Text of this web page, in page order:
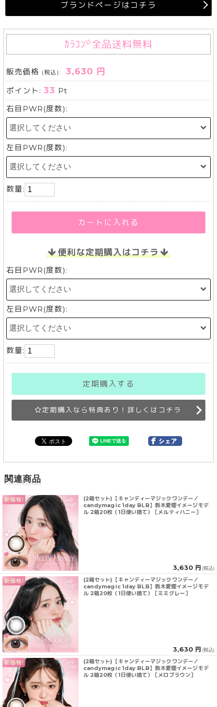
ブランドページはコチラ
ｶﾗｺﾝ 全品送料無料
販売価格 (税込): 3,630 円
ポイント:33 Pt
右目PWR(度数):
左目PWR(度数):
数量:
カートに入れる
便利な定期購入はコチラ
右目PWR(度数):
左目PWR(度数):
数量:
定期購入する
定期購入なら特典あり！詳しくはコチラ
関連商品
(2箱セット)【キャンディーマジックワンデー／
candymagic 1day BLB】鈴木愛理イメージモデ
ル 2箱20枚（1日使い捨て）［メルティハニー］
3,630 円 (税込)
(2箱セット)【キャンディーマジックワンデー／
candymagic 1day BLB】鈴木愛理イメージモデ
ル 2箱20枚（1日使い捨て）［ミミグレー］
3,630 円 (税込)
(2箱セット)【キャンディーマジックワンデー／
candymagic 1day BLB】鈴木愛理イメージモデ
ル 2箱20枚（1日使い捨て）［メロブラウン］